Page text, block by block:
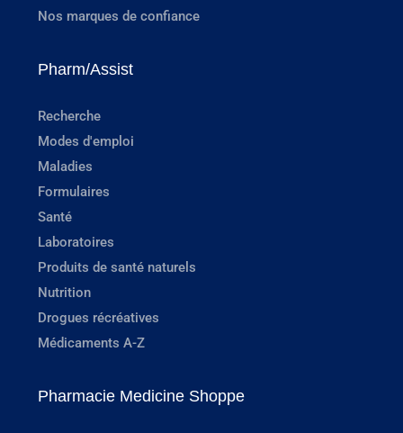
Nos marques de confiance
Pharm/Assist
Recherche
Modes d'emploi
Maladies
Formulaires
Santé
Laboratoires
Produits de santé naturels
Nutrition
Drogues récréatives
Médicaments A-Z
Pharmacie Medicine Shoppe